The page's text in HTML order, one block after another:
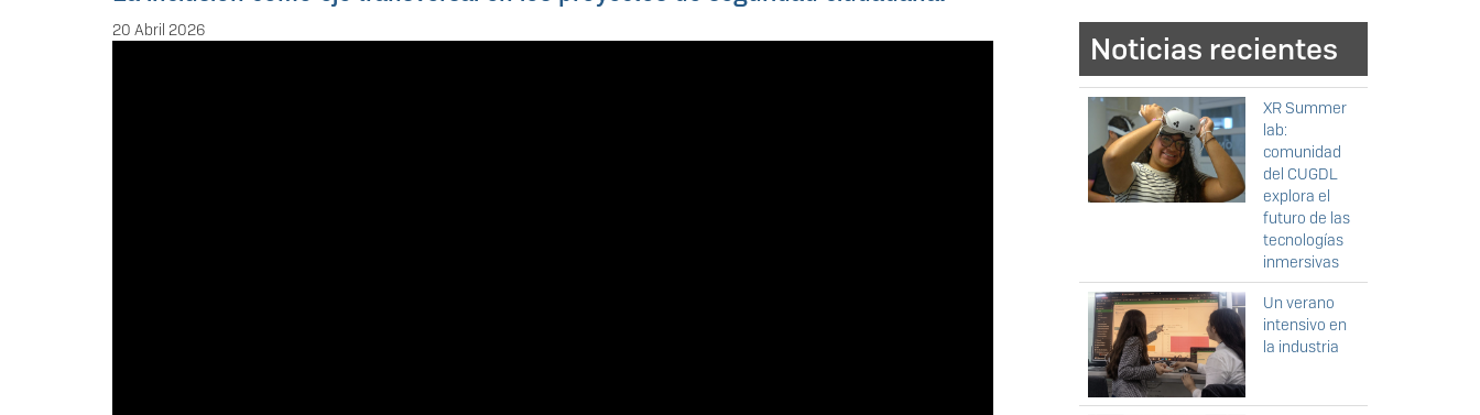
20 Abril 2026 Noticias recientes
XR Summer
lab:
comunidad
del CUGDL
explora el
futuro de las
tecnologías
inmersivas
Un verano
intensivo en
la industria